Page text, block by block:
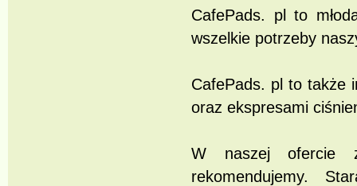
CafePads. pl to
wszelkie potrzeby
CafePads. pl to także
oraz ekspresami
W naszej ofercie
rekomendujemy.